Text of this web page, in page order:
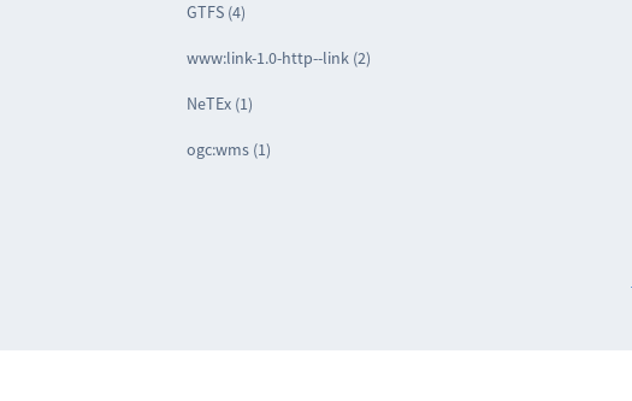
GTFS (4)
www:link-1.0-http--link (2)
NeTEx (1)
ogc:wms (1)